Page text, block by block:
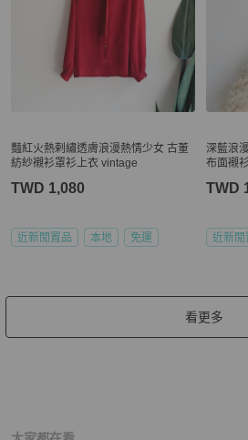
豔紅火熱剌繡透膚浪漫熱情少女 古董
紡紗襯衫罩衫上衣 vintage
TWD 1,080
近新閒置品 本地 免運
深藍浪
布面襯
TWD
近新閒
看更多